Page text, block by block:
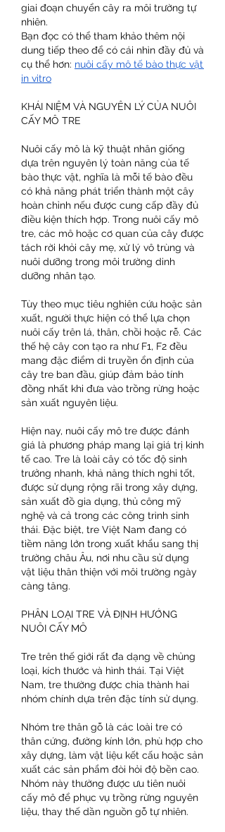
giai đoạn chuyển cây ra môi trường tự
nhiên.
Bạn đọc có thể tham khảo thêm nội
dung tiếp theo để có cái nhìn đầy đủ và
cụ thể hơn: nuôi cấy mô tế bào thực vật
in vitro
KHÁI NIỆM VÀ NGUYÊN LÝ CỦA NUÔI
CẤY MÔ TRE
Nuôi cấy mô là kỹ thuật nhân giống
dựa trên nguyên lý toàn năng của tế
bào thực vật, nghĩa là mỗi tế bào đều
có khả năng phát triển thành một cây
hoàn chỉnh nếu được cung cấp đầy đủ
điều kiện thích hợp. Trong nuôi cấy mô
tre, các mô hoặc cơ quan của cây được
tách rời khỏi cây mẹ, xử lý vô trùng và
nuôi dưỡng trong môi trường dinh
dưỡng nhân tạo.
Tùy theo mục tiêu nghiên cứu hoặc sản
xuất, người thực hiện có thể lựa chọn
nuôi cấy trên lá, thân, chồi hoặc rễ. Các
thế hệ cây con tạo ra như F1, F2 đều
mang đặc điểm di truyền ổn định của
cây tre ban đầu, giúp đảm bảo tính
đồng nhất khi đưa vào trồng rừng hoặc
sản xuất nguyên liệu.
Hiện nay, nuôi cấy mô tre được đánh
giá là phương pháp mang lại giá trị kinh
tế cao. Tre là loài cây có tốc độ sinh
trưởng nhanh, khả năng thích nghi tốt,
được sử dụng rộng rãi trong xây dựng,
sản xuất đồ gia dụng, thủ công mỹ
nghệ và cả trong các công trình sinh
thái. Đặc biệt, tre Việt Nam đang có
tiềm năng lớn trong xuất khẩu sang thị
trường châu Âu, nơi nhu cầu sử dụng
vật liệu thân thiện với môi trường ngày
càng tăng.
PHÂN LOẠI TRE VÀ ĐỊNH HƯỚNG
NUÔI CẤY MÔ
Tre trên thế giới rất đa dạng về chủng
loại, kích thước và hình thái. Tại Việt
Nam, tre thường được chia thành hai
nhóm chính dựa trên đặc tính sử dụng.
Nhóm tre thân gỗ là các loài tre có
thân cứng, đường kính lớn, phù hợp cho
xây dựng, làm vật liệu kết cấu hoặc sản
xuất các sản phẩm đòi hỏi độ bền cao.
Nhóm này thường được ưu tiên nuôi
cấy mô để phục vụ trồng rừng nguyên
liệu, thay thế dần nguồn gỗ tự nhiên.